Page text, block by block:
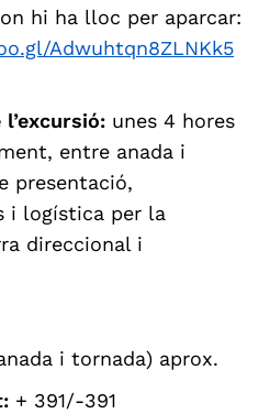
hi ha lloc per aparcar:
Adwuhtqn8ZLNKk5
unes 4 hores
entre anada i
presentació,
i logística per la
direccional i
i tornada) aprox.
+ 391/-391